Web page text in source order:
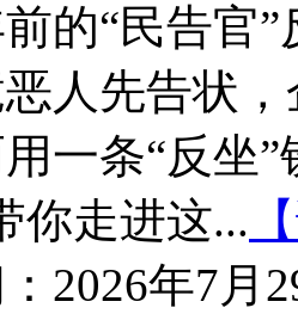
的“民告官
人先告状
一条“反坐
你走进这...
2026年7月